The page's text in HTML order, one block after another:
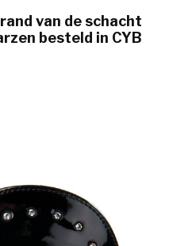
van de schacht
besteld in CYB